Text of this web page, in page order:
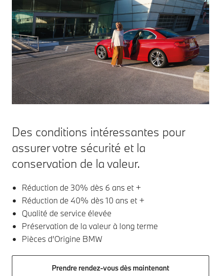
Des conditions intéressantes pour
assurer votre sécurité et la
conservation de la valeur.
Réduction de 30% dès 6 ans et +
Réduction de 40% dès 10 ans et +
Qualité de service élevée
Préservation de la valeur à long terme
Pièces d’Origine BMW
Prendre rendez-vous dès maintenant